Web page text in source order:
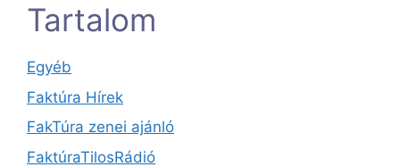
Tartalom
Egyéb
Faktúra Hírek
FakTúra zenei ajánló
FaktúraTilosRádió